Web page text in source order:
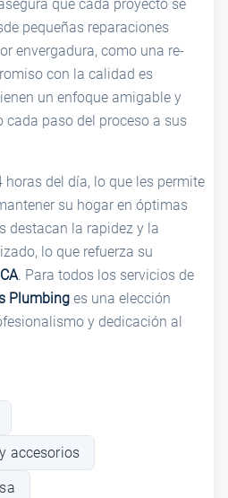
que cada proyecto se
pequeñas reparaciones
envergadura, como una re-
con la calidad es
un enfoque amigable y
cada paso del proceso a sus
del día, lo que les permite
su hogar en óptimas
destacan la rapidez y la
lo que refuerza su
. Para todos los servicios de
Plumbing es una elección
y dedicación al
accesorios